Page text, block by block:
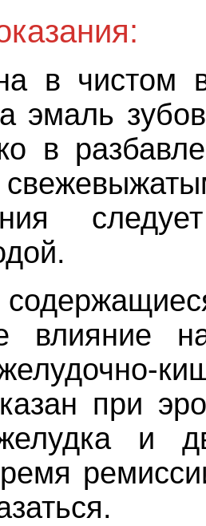
в чистом
эмаль
в
влияние
при
и